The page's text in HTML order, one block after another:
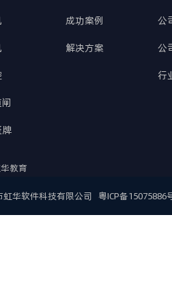
牌
成功案例
解决方案
公
公
行
教育
华软件科技有限公司 粤ICP备15075886